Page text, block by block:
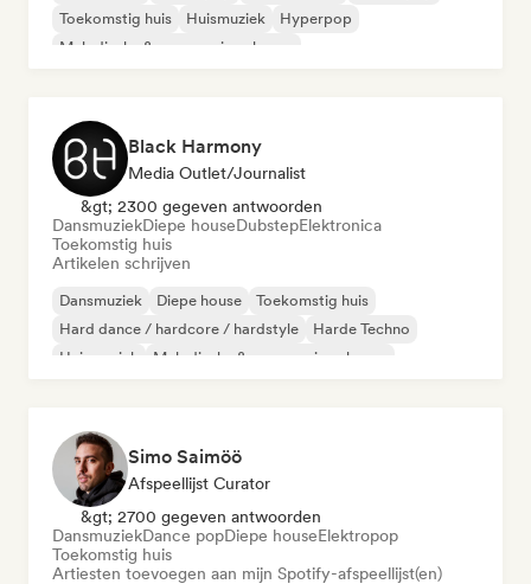
Toekomstig huis
Huismuziek
Hyperpop
Melodische & progressieve house
Black Harmony
Media Outlet/Journalist
&gt; 2300 gegeven antwoorden
DansmuziekDiepe houseDubstepElektronica
Toekomstig huis
Artikelen schrijven
Dansmuziek Diepe house
Toekomstig huis
Hard dance / hardcore / hardstyle
Harde Techno
Huismuziek
Melodische & progressieve house
Simo Saimöö
Afspeellijst Curator
&gt; 2700 gegeven antwoorden
DansmuziekDance popDiepe houseElektropop
Toekomstig huis
Artiesten toevoegen aan mijn Spotify-afspeellijst(en)